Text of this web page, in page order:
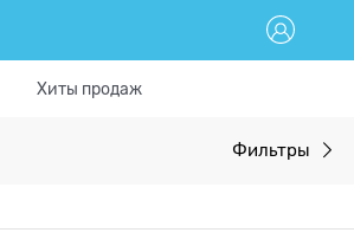
Хиты продаж
Фильтры